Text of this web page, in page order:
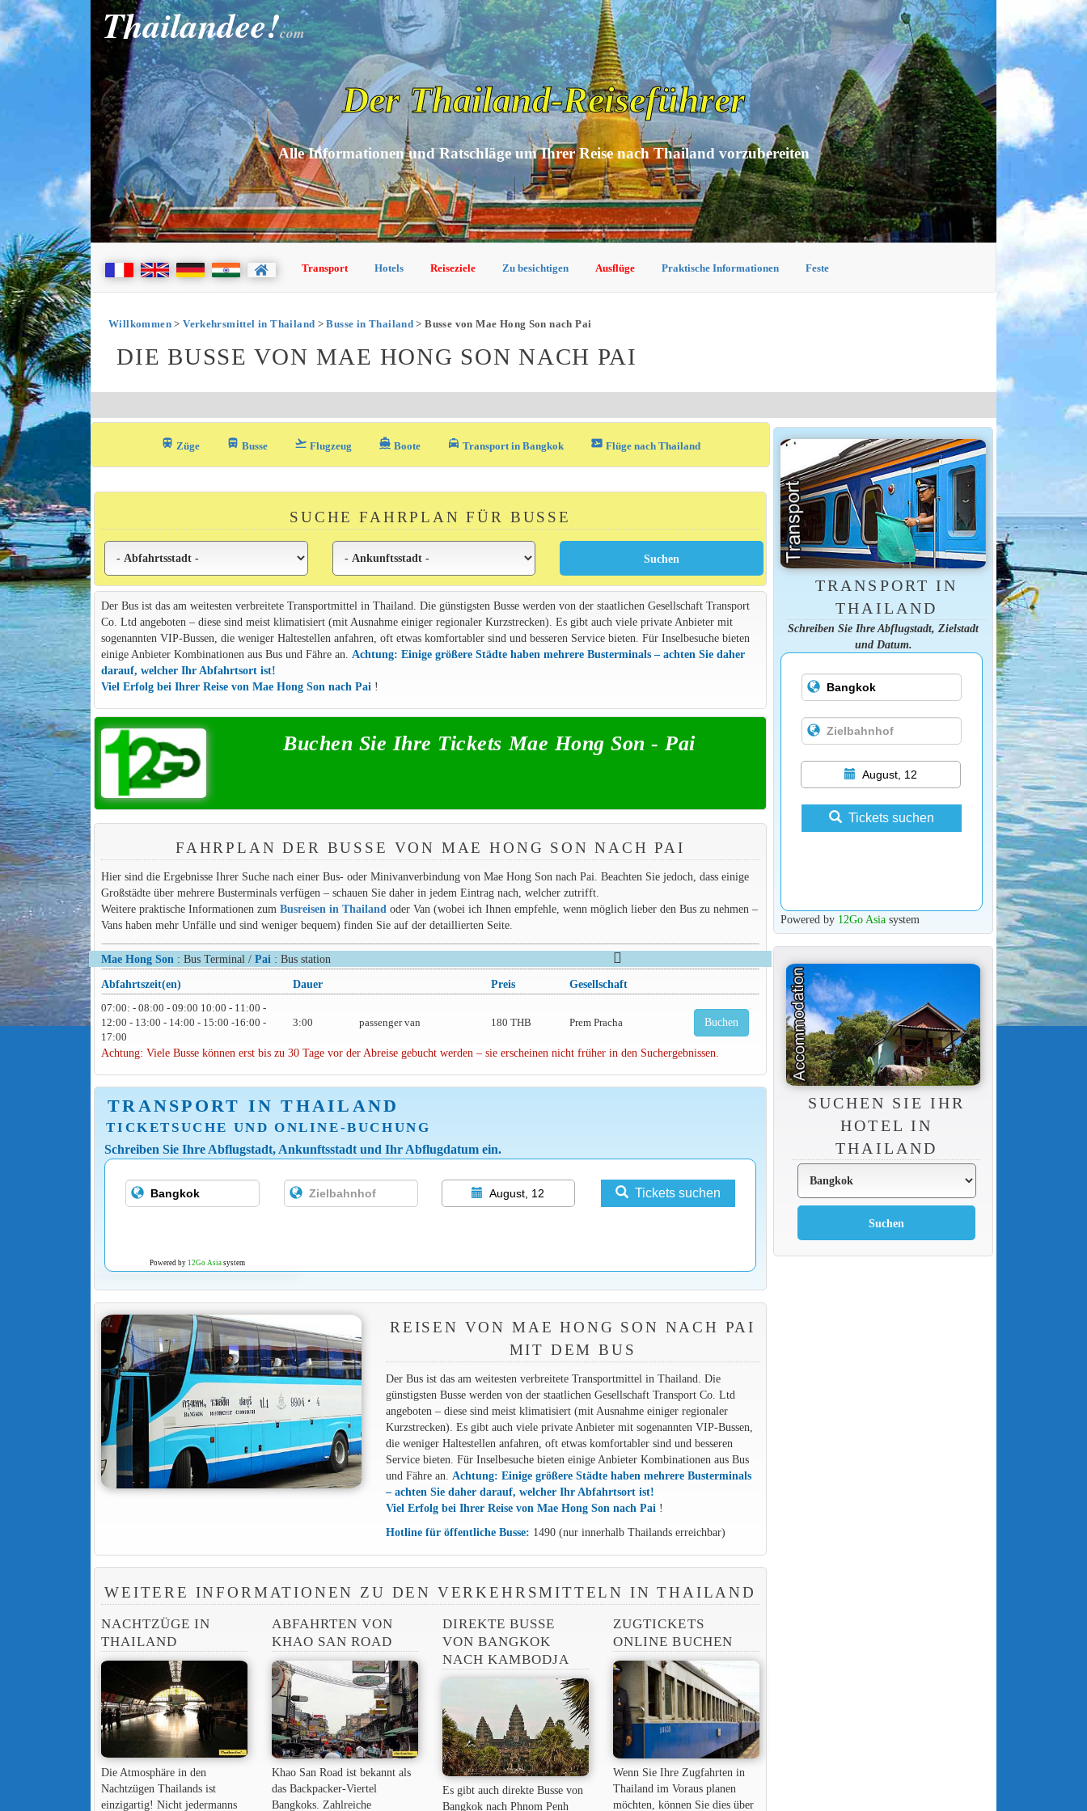
Thailandee!com
Der Thailand-Reiseführer
Alle Informationen und Ratschläge um Ihrer Reise nach Thailand vorzubereiten
Transport Hotels Reiseziele Zu besichtigen Ausflüge Praktische Informationen Feste
Willkommen>Verkehrsmittel in Thailand >Busse in Thailand > Busse von Mae Hong Son nach Pai
DIE BUSSE VON MAE HONG SON NACH PAI
train Züge directions_bus_filled Busse flight_takeoff Flugzeug directions_boat Boote local_taxi Transport in Bangkok airplane_ticket Flüge nach Thailand
SUCHE FAHRPLAN FÜR BUSSE
Der Bus ist das am weitesten verbreitete Transportmittel in Thailand. Die günstigsten Busse werden von der staatlichen Gesellschaft Transport
Co. Ltd angeboten – diese sind meist klimatisiert (mit Ausnahme einiger regionaler Kurzstrecken). Es gibt auch viele private Anbieter mit
sogenannten VIP-Bussen, die weniger Haltestellen anfahren, oft etwas komfortabler sind und besseren Service bieten. Für Inselbesuche bieten
einige Anbieter Kombinationen aus Bus und Fähre an. Achtung: Einige größere Städte haben mehrere Busterminals – achten Sie daher
darauf, welcher Ihr Abfahrtsort ist!
Viel Erfolg bei Ihrer Reise von Mae Hong Son nach Pai !
Buchen Sie Ihre Tickets Mae Hong Son - Pai
FAHRPLAN DER BUSSE VON MAE HONG SON NACH PAI
Hier sind die Ergebnisse Ihrer Suche nach einer Bus- oder Minivanverbindung von Mae Hong Son nach Pai. Beachten Sie jedoch, dass einige
Großstädte über mehrere Busterminals verfügen – schauen Sie daher in jedem Eintrag nach, welcher zutrifft.
Weitere praktische Informationen zum Busreisen in Thailandoder Van (wobei ich Ihnen empfehle, wenn möglich lieber den Bus zu nehmen –
Vans haben mehr Unfälle und sind weniger bequem) finden Sie auf der detaillierten Seite.
Mae Hong Son : Bus Terminal / Pai : Bus station
Abfahrtszeit(en)
Dauer Preis Gesellschaft
07:00: - 08:00 - 09:00 10:00 - 11:00 -
12:00 - 13:00 - 14:00 - 15:00 -16:00 -
17:00
3:00 passenger van 180 THB Prem Pracha Buchen
Achtung: Viele Busse können erst bis zu 30 Tage vor der Abreise gebucht werden – sie erscheinen nicht früher in den Suchergebnissen.
TRANSPORT IN THAILAND
TICKETSUCHE UND ONLINE-BUCHUNG
Schreiben Sie Ihre Abflugstadt, Ankunftsstadt und Ihr Abflugdatum ein.
August, 12 Tickets suchen
Powered by 12Go Asia system
REISEN VON MAE HONG SON NACH PAI
MIT DEM BUS
Der Bus ist das am weitesten verbreitete Transportmittel in Thailand. Die
günstigsten Busse werden von der staatlichen Gesellschaft Transport Co. Ltd
angeboten – diese sind meist klimatisiert (mit Ausnahme einiger regionaler
Kurzstrecken). Es gibt auch viele private Anbieter mit sogenannten VIP-Bussen,
die weniger Haltestellen anfahren, oft etwas komfortabler sind und besseren
Service bieten. Für Inselbesuche bieten einige Anbieter Kombinationen aus Bus
und Fähre an. Achtung: Einige größere Städte haben mehrere Busterminals
– achten Sie daher darauf, welcher Ihr Abfahrtsort ist!
Viel Erfolg bei Ihrer Reise von Mae Hong Son nach Pai!
Hotline für öffentliche Busse: 1490 (nur innerhalb Thailands erreichbar)
WEITERE INFORMATIONEN ZU DEN VERKEHRSMITTELN IN THAILAND
NACHTZÜGE IN
THAILAND
Die Atmosphäre in den
Nachtzügen Thailands ist
einzigartig! Nicht jedermanns
ABFAHRTEN VON
KHAO SAN ROAD
Khao San Road ist bekannt als
das Backpacker-Viertel
Bangkoks. Zahlreiche
DIREKTE BUSSE
VON BANGKOK
NACH KAMBODJA
Es gibt auch direkte Busse von
Bangkok nach Phnom Penh
ZUGTICKETS
ONLINE BUCHEN
Wenn Sie Ihre Zugfahrten in
Thailand im Voraus planen
möchten, können Sie dies über
TRANSPORT IN
THAILAND
Schreiben Sie Ihre Abflugstadt, Zielstadt
und Datum.
August, 12
Tickets suchen
Powered by 12Go Asiasystem
SUCHEN SIE IHR
HOTEL IN
THAILAND